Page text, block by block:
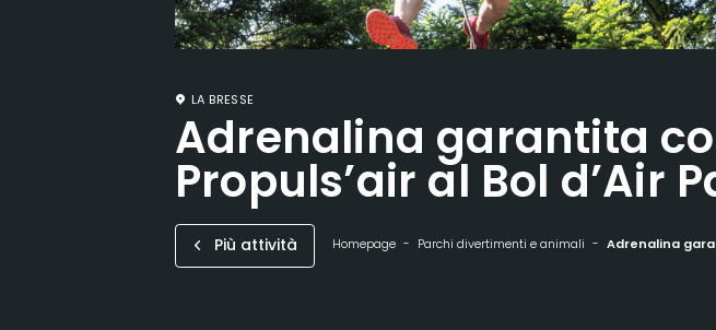
LA BRESSE
Adrenalina garantita
Propuls’air al Bol d’Air
Più attività Homepage Parchi divertimenti e animali Adrenalina garantita con i